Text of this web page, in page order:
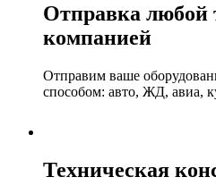
Отправка любой
компанией
Отправим ваше
способом: авто, ЖД, авиа,
Техническая